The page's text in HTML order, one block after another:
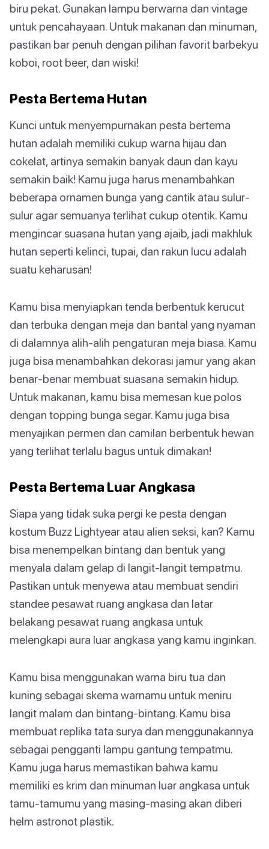
biru pekat. Gunakan lampu berwarna dan vintage
untuk pencahayaan. Untuk makanan dan minuman,
pastikan bar penuh dengan pilihan favorit barbekyu
koboi, root beer, dan wiski!
Pesta Bertema Hutan
Kunci untuk menyempurnakan pesta bertema
hutan adalah memiliki cukup warna hijau dan
cokelat, artinya semakin banyak daun dan kayu
semakin baik! Kamu juga harus menambahkan
beberapa ornamen bunga yang cantik atau sulur-
sulur agar semuanya terlihat cukup otentik. Kamu
mengincar suasana hutan yang ajaib, jadi makhluk
hutan seperti kelinci, tupai, dan rakun lucu adalah
suatu keharusan!
Kamu bisa menyiapkan tenda berbentuk kerucut
dan terbuka dengan meja dan bantal yang nyaman
di dalamnya alih-alih pengaturan meja biasa. Kamu
juga bisa menambahkan dekorasi jamur yang akan
benar-benar membuat suasana semakin hidup.
Untuk makanan, kamu bisa memesan kue polos
dengan topping bunga segar. Kamu juga bisa
menyajikan permen dan camilan berbentuk hewan
yang terlihat terlalu bagus untuk dimakan!
Pesta Bertema Luar Angkasa
Siapa yang tidak suka pergi ke pesta dengan
kostum Buzz Lightyear atau alien seksi, kan? Kamu
bisa menempelkan bintang dan bentuk yang
menyala dalam gelap di langit-langit tempatmu.
Pastikan untuk menyewa atau membuat sendiri
standee pesawat ruang angkasa dan latar
belakang pesawat ruang angkasa untuk
melengkapi aura luar angkasa yang kamu inginkan.
Kamu bisa menggunakan warna biru tua dan
kuning sebagai skema warnamu untuk meniru
langit malam dan bintang-bintang. Kamu bisa
membuat replika tata surya dan menggunakannya
sebagai pengganti lampu gantung tempatmu.
Kamu juga harus memastikan bahwa kamu
memiliki es krim dan minuman luar angkasa untuk
tamu-tamumu yang masing-masing akan diberi
helm astronot plastik.